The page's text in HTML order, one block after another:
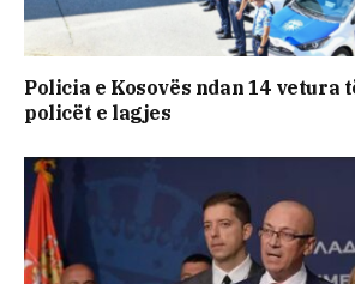
Policia e Kosovës ndan 14 vetura
policët e lagjes